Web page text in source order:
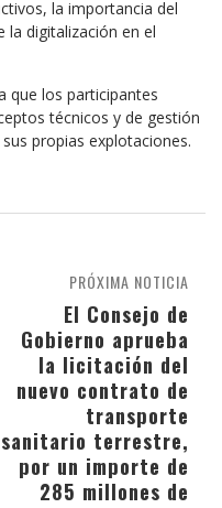
la importancia del
la digitalización en el
que los participantes
técnicos y de gestión
propias explotaciones.
PRÓXIMA NOTICIA
El Consejo de
Gobierno aprueba
la licitación del
nuevo contrato de
transporte
sanitario terrestre,
por un importe de
285 millones de